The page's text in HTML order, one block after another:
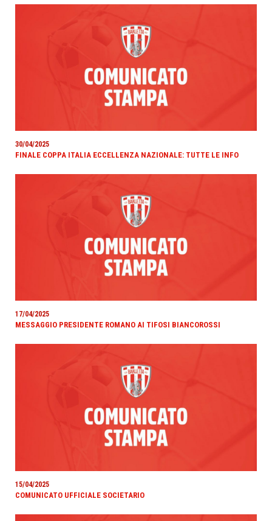
30/04/2025
FINALE COPPA ITALIA ECCELLENZA NAZIONALE: TUTTE LE INFO
17/04/2025
MESSAGGIO PRESIDENTE ROMANO AI TIFOSI BIANCOROSSI
15/04/2025
COMUNICATO UFFICIALE SOCIETARIO